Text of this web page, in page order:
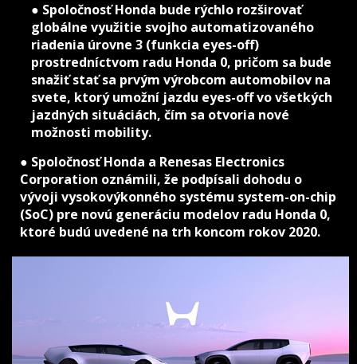
● Spoločnosť Honda bude rýchlo rozširovať
globálne využitie svojho automatizovaného
riadenia úrovne 3 (funkcia eyes-off)
prostredníctvom radu Honda 0, pričom sa bude
snažiť stať sa prvým výrobcom automobilov na
svete, ktorý umožní jazdu eyes-off vo všetkých
jazdných situáciách, čím sa otvoria nové
možnosti mobility.
● Spoločnosť Honda a Renesas Electronics
Corporation oznámili, že podpísali dohodu o
vývoji vysokovýkonného systému system-on-chip
(SoC) pre novú generáciu modelov radu Honda 0,
ktoré budú uvedené na trh koncom rokov 2020.